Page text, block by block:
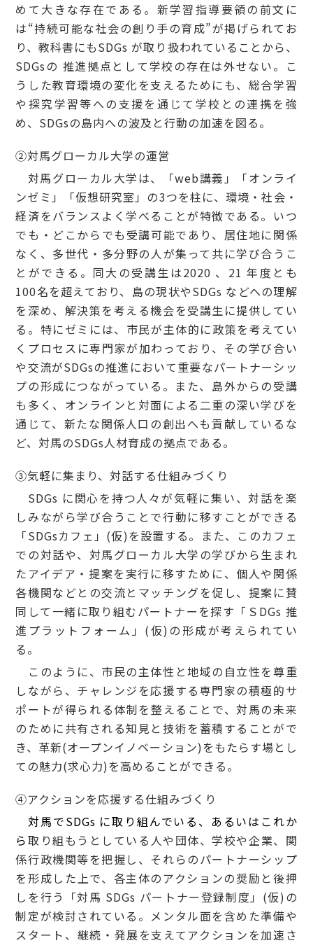
めて大きな存在である。新学習指導要領の前文に
は“持続可能な社会の創り手の育成”が掲げられてお
り、教科書にもSDGs が取り扱われていることから、
SDGsの 推進拠点として学校の存在は外せない。こ
うした教育環境の変化を支えるためにも、総合学習
や探究学習等への支援を通じて学校との連携を強
め、SDGsの島内への波及と行動の加速を図る。
②対馬グローカル大学の運営
対馬グローカル大学は、「web講義」「オンライ
ンゼミ」「仮想研究室」の3つを柱に、環境・社会・
経済をバランスよく学べることが特徴である。いつ
でも・どこからでも受講可能であり、居住地に関係
なく、多世代・多分野の人が集って共に学び合うこ
とができる。同大の受講生は2020 、21 年度とも
100名を超えており、島の現状やSDGs などへの理解
を深め、解決策を考える機会を受講生に提供してい
る。特にゼミには、市民が主体的に政策を考えてい
くプロセスに専門家が加わっており、その学び合い
や交流がSDGsの推進において重要なパートナーシッ
プの形成につながっている。また、島外からの受講
も多く、オンラインと対面による二重の深い学びを
通じて、新たな関係人口の創出へも貢献しているな
ど、対馬のSDGs人材育成の拠点である。
③気軽に集まり、対話する仕組みづくり
SDGs に関心を持つ人々が気軽に集い、対話を楽
しみながら学び合うことで行動に移すことができる
「SDGsカフェ」(仮)を設置する。また、このカフェ
での対話や、対馬グローカル大学の学びから生まれ
たアイデア・提案を実行に移すために、個人や関係
各機関などとの交流とマッチングを促し、提案に賛
同して一緒に取り組むパートナーを探す「ＳDGs 推
進プラットフォーム」(仮)の形成が考えられてい
る。
このように、市民の主体性と地域の自立性を尊重
しながら、チャレンジを応援する専門家の積極的サ
ポートが得られる体制を整えることで、対馬の未来
のために共有される知見と技術を蓄積することがで
き、革新(オープンイノベーション)をもたらす場とし
ての魅力(求心力)を高めることができる。
④アクションを応援する仕組みづくり
対馬でSDGs に取り組んでいる、あるいはこれか
ら取り組もうとしている人や団体、学校や企業、関
係行政機関等を把握し、それらのパートナーシップ
を形成した上で、各主体のアクションの奨励と後押
しを行う「対馬 SDGs パートナー登録制度」(仮)の
制定が検討されている。メンタル面を含めた準備や
スタート、継続・発展を支えてアクションを加速さ